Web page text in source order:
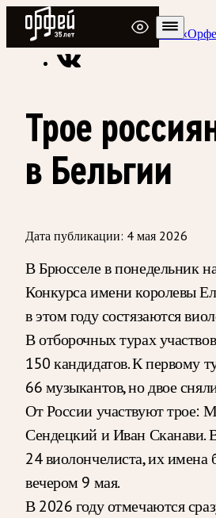
Радио Орфей
Радио классической музыки
Трое
в Бельгии
Дата публикации: 4 мая 2026
В Брюсселе в понедельник
Конкурса имени королевы
в этом году состязаются
В отборочных турах
150 кандидатов. К первому
66 музыкантов, но двое
От России участвуют трое:
Сендецкий и Иван Сканави.
24 виолончелиста, их имена
вечером 9 мая.
В 2026 году отмечаются